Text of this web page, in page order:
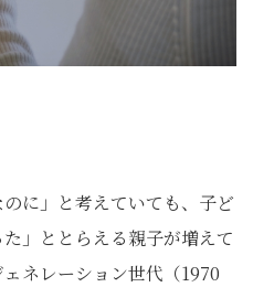
に」と考えていても、子ど
」ととらえる親子が増えて
ネレーション世代（1970